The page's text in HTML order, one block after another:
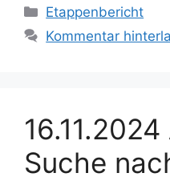
Kategorien
Etappenbericht
Kommentar
Suche